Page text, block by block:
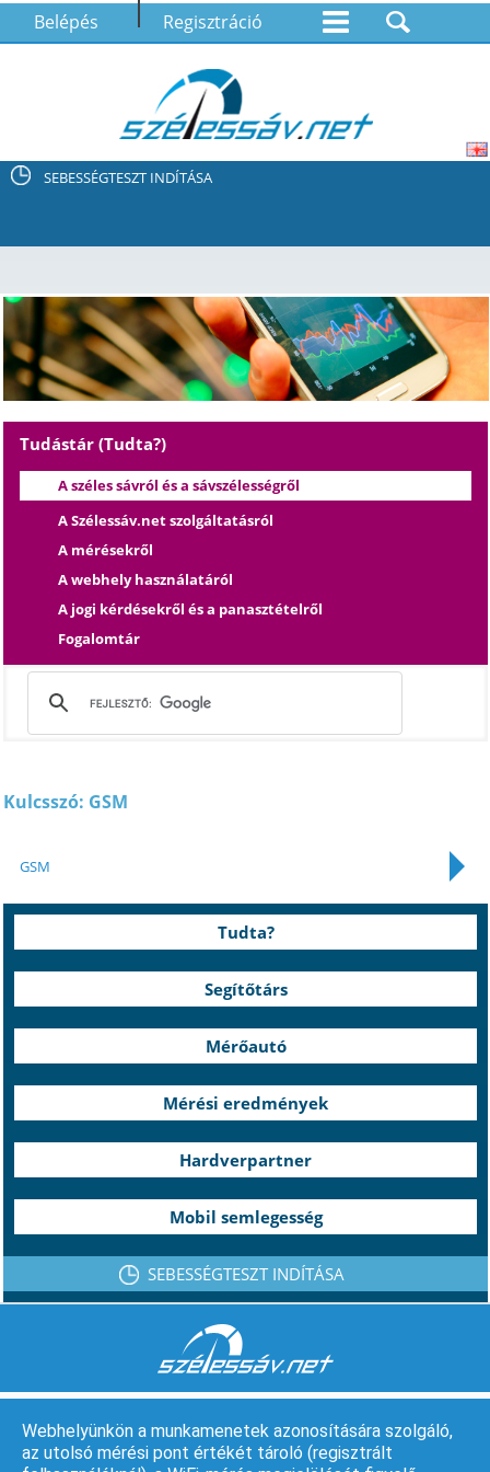
Belépés Regisztráció
SEBESSÉGTESZT INDÍTÁSA
Tudástár (Tudta?)
A széles sávról és a sávszélességről
A Szélessáv.net szolgáltatásról
A mérésekről
A webhely használatáról
A jogi kérdésekről és a panasztételről
Fogalomtár
Kulcsszó: GSM
GSM
Tudta?
Segítőtárs
Mérőautó
Mérési eredmények
Hardverpartner
Mobil semlegesség
SEBESSÉGTESZT INDÍTÁSA
Webhelyünkön a munkamenetek azonosítására szolgáló,
az utolsó mérési pont értékét tároló (regisztrált